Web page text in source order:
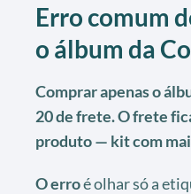
Erro comum
o álbum da
Comprar apenas o
20 de frete. O frete
produto — kit com
O erroé olhar só a